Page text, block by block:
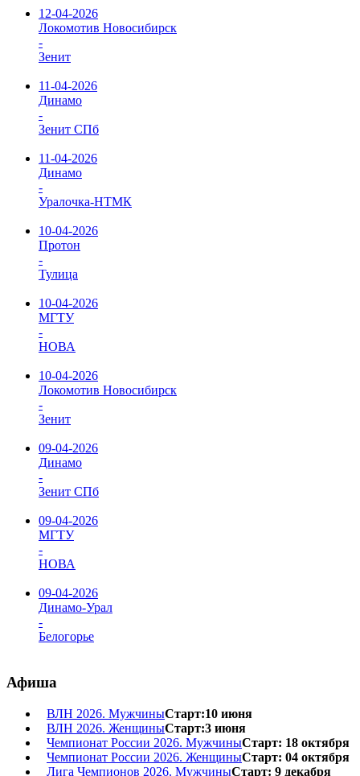
12-04-2026
Локомотив Новосибирск
-
Зенит
11-04-2026
Динамо
-
Зенит СПб
11-04-2026
Динамо
-
Уралочка-НТМК
10-04-2026
Протон
-
Тулица
10-04-2026
МГТУ
-
НОВА
10-04-2026
Локомотив Новосибирск
-
Зенит
09-04-2026
Динамо
-
Зенит СПб
09-04-2026
МГТУ
-
НОВА
09-04-2026
Динамо-Урал
-
Белогорье
Афиша
ВЛН 2026. МужчиныСтарт:10 июня
ВЛН 2026. ЖенщиныСтарт:3 июня
Чемпионат России 2026. МужчиныСтарт: 18 октября
Чемпионат России 2026. ЖенщиныСтарт: 04 октября
Лига Чемпионов 2026. МужчиныСтарт: 9 декабря